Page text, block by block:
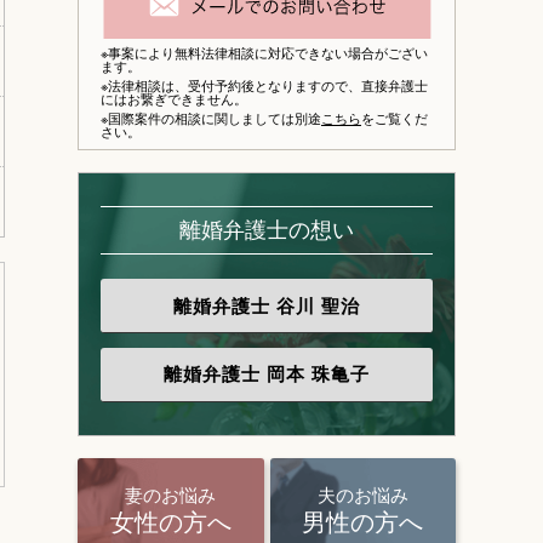
※事案により無料法律相談に対応できない場合がござい
ます。
※法律相談は、 受付予約後となりますので、 直接弁護士
にはお繋ぎできません。
※国際案件の相談に関しましては別途こちらをご覧くだ
さい。
離婚弁護士の想い
離婚弁護士 谷川 聖治
離婚弁護士 岡本 珠亀子
妻のお悩み
女性の方へ
夫のお悩み
男性の方へ